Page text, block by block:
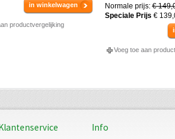
in winkelwagen
productvergelijking
Normale prijs: €
Speciale Prijs €
Voeg toe aan
Info